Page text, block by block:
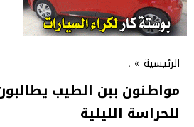
الرئيسية »
.
مواطنون ببن الطيب
للحراسة الليلية